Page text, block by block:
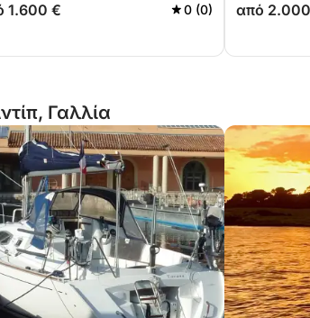
1.600 € 0 (0) από
Γαλλία